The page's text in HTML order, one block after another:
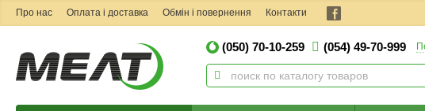
Про нас Оплата і доставка Обмін і повернення Контакти
(050) 70-10-259 (054) 49-70-999